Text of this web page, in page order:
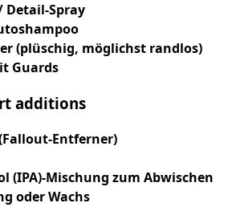
Detail-Spray
(plüschig, möglichst randlos)
Guards
additions
Entferner)
(IPA)-Mischung zum Abwischen
oder Wachs